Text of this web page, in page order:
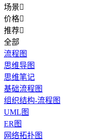
场景
价格
推荐
全部
流程图
思维导图
思维笔记
基础流程图
组织结构-流程图
UML图
ER图
网络拓扑图